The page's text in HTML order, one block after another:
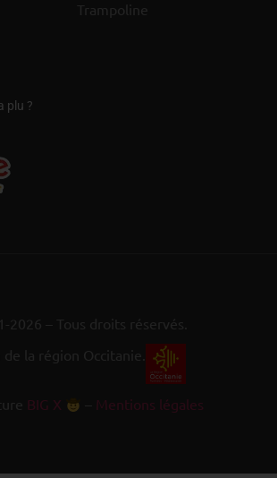
Trampoline
plu ?
2026 – Tous droits réservés.
la région Occitanie.
BIG X – Mentions légales